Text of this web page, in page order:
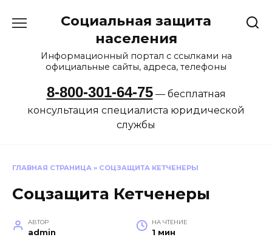
Социальная защита
населения
Информационный портал с ссылками на
официальные сайты, адреса, телефоны
8-800-301-64-75— бесплатная
консультация специалиста юридической
службы
ГЛАВНАЯ СТРАНИЦА » СОЦЗАЩИТА КЕТЧЕНЕРЫ
Соцзащита Кетченеры
АВТОР
admin
НА ЧТЕНИЕ
1 мин